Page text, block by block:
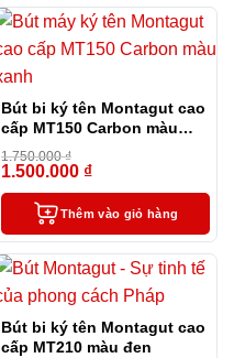
Bút bi ký tên Montagut cao
cấp MT150 Carbon màu
xanh
1.750.000₫
1.500.000 ₫
Thêm vào giỏ hàng
Bút bi ký tên Montagut cao
cấp MT210 màu đen